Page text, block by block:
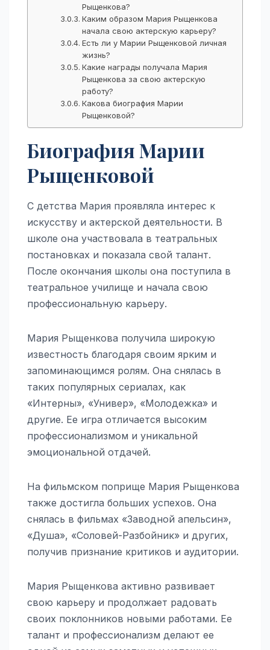
Рыщенкова?
Каким образом Мария Рыщенкова
начала свою актерскую карьеру?
Есть ли у Марии Рыщенковой личная
жизнь?
Какие награды получала Мария
Рыщенкова за свою актерскую
работу?
Какова биография Марии
Рыщенковой?
Биография Марии
Рыщенковой
С детства Мария проявляла интерес к
искусству и актерской деятельности. В
школе она участвовала в театральных
постановках и показала свой талант.
После окончания школы она поступила в
театральное училище и начала свою
профессиональную карьеру.
Мария Рыщенкова получила широкую
известность благодаря своим ярким и
запоминающимся ролям. Она снялась в
таких популярных сериалах, как
«Интерны», «Универ», «Молодежка» и
другие. Ее игра отличается высоким
профессионализмом и уникальной
эмоциональной отдачей.
На фильмском поприще Мария Рыщенкова
также достигла больших успехов. Она
снялась в фильмах «Заводной апельсин»,
«Душа», «Соловей-Разбойник» и других,
получив признание критиков и аудитории.
Мария Рыщенкова активно развивает
свою карьеру и продолжает радовать
своих поклонников новыми работами. Ее
талант и профессионализм делают ее